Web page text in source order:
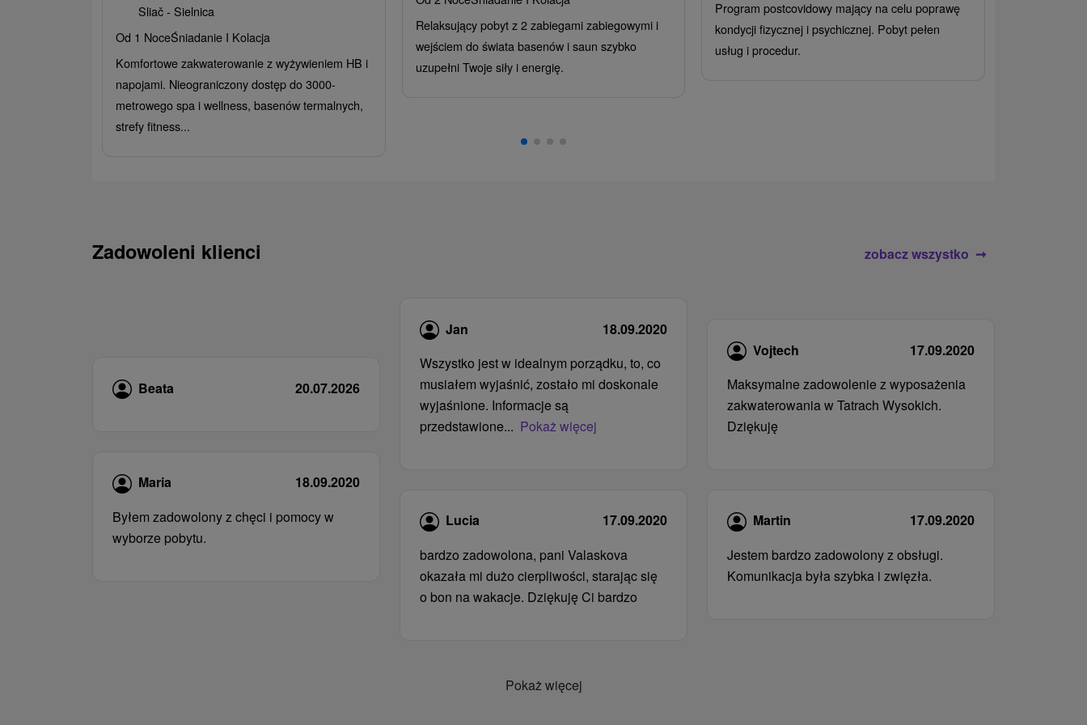
Sliač - Sielnica
Od 1 NoceŚniadanie I Kolacja
Komfortowe zakwaterowanie z wyżywieniem HB i
napojami. Nieograniczony dostęp do 3000-
metrowego spa i wellness, basenów termalnych,
strefy fitness...
Relaksujący pobyt z 2 zabiegami zabiegowymi i
wejściem do świata basenów i saun szybko
uzupełni Twoje siły i energię.
Program postcovidowy mający na celu poprawę
kondycji fizycznej i psychicznej. Pobyt pełen
usług i procedur.
Zadowoleni klienci zobacz wszystko
Beata 20.07.2026
Maria
18.09.2020
Byłem zadowolony z chęci i pomocy w
wyborze pobytu.
Jan
18.09.2020
Wszystko jest w idealnym porządku, to, co
musiałem wyjaśnić, zostało mi doskonale
wyjaśnione. Informacje są
przedstawione... Pokaż więcej
Lucia
17.09.2020
bardzo zadowolona, ​​pani Valaskova
okazała mi dużo cierpliwości, starając się
o bon na wakacje. Dziękuję Ci bardzo
Vojtech
17.09.2020
Maksymalne zadowolenie z wyposażenia
zakwaterowania w Tatrach Wysokich.
Dziękuję
Martin
17.09.2020
Jestem bardzo zadowolony z obsługi.
Komunikacja była szybka i zwięzła.
Pokaż więcej